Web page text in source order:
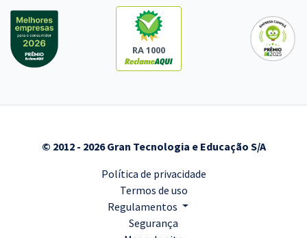
RA 1000
© 2012 - 2026 Gran Tecnologia e Educação S/A
Política de privacidade
Termos de uso
Regulamentos
Segurança